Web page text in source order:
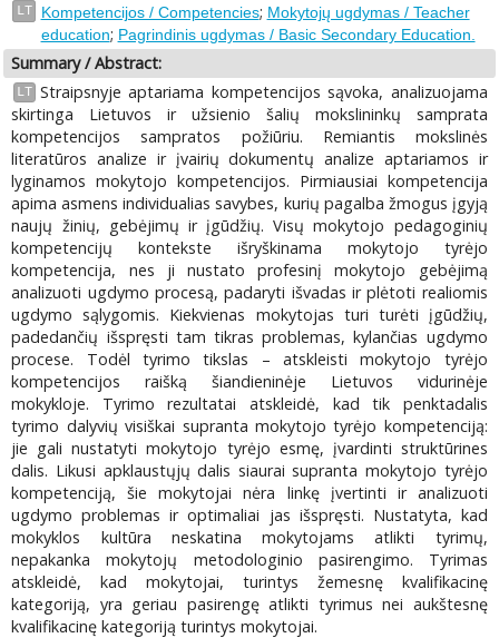
LT Kompetencijos / Competencies; Mokytojų ugdymas / Teacher
education; Pagrindinis ugdymas / Basic Secondary Education.
Summary / Abstract:
LT Straipsnyje aptariama kompetencijos sąvoka, analizuojama
skirtinga Lietuvos ir užsienio šalių mokslininkų samprata
kompetencijos sampratos požiūriu. Remiantis mokslinės
literatūros analize ir įvairių dokumentų analize aptariamos ir
lyginamos mokytojo kompetencijos. Pirmiausiai kompetencija
apima asmens individualias savybes, kurių pagalba žmogus įgyją
naujų žinių, gebėjimų ir įgūdžių. Visų mokytojo pedagoginių
kompetencijų kontekste išryškinama mokytojo tyrėjo
kompetencija, nes ji nustato profesinį mokytojo gebėjimą
analizuoti ugdymo procesą, padaryti išvadas ir plėtoti realiomis
ugdymo sąlygomis. Kiekvienas mokytojas turi turėti įgūdžių,
padedančių išspręsti tam tikras problemas, kylančias ugdymo
procese. Todėl tyrimo tikslas – atskleisti mokytojo tyrėjo
kompetencijos raišką šiandieninėje Lietuvos vidurinėje
mokykloje. Tyrimo rezultatai atskleidė, kad tik penktadalis
tyrimo dalyvių visiškai supranta mokytojo tyrėjo kompetenciją:
jie gali nustatyti mokytojo tyrėjo esmę, įvardinti struktūrines
dalis. Likusi apklaustųjų dalis siaurai supranta mokytojo tyrėjo
kompetenciją, šie mokytojai nėra linkę įvertinti ir analizuoti
ugdymo problemas ir optimaliai jas išspręsti. Nustatyta, kad
mokyklos kultūra neskatina mokytojams atlikti tyrimų,
nepakanka mokytojų metodologinio pasirengimo. Tyrimas
atskleidė, kad mokytojai, turintys žemesnę kvalifikacinę
kategoriją, yra geriau pasirengę atlikti tyrimus nei aukštesnę
kvalifikacinę kategoriją turintys mokytojai.